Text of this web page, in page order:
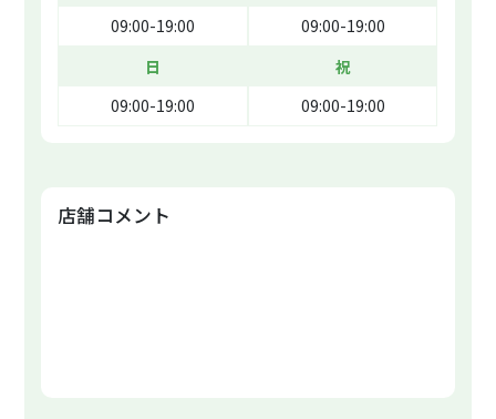
09:00-19:00
09:00-19:00
日
09:00-19:00
祝
09:00-19:00
店舗コメント